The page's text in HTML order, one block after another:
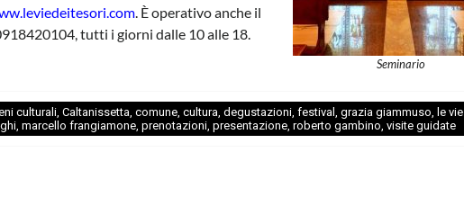
Seminario
. È operativo anche il
tutti i giorni dalle 10 alle 18.
culturali ,Caltanissetta ,comune ,cultura ,degustazioni ,festival ,grazia giammuso
le vie
,marcello frangiamone ,prenotazioni ,presentazione ,roberto gambino ,visite guidate